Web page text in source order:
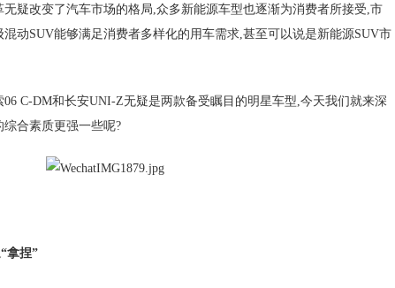
疑改变了汽车市场的格局,众多新能源车型也逐渐为消费者所接受,市
动SUV能够满足消费者多样化的用车需求,甚至可以说是新能源SUV市
C-DM和长安UNI-Z无疑是两款备受瞩目的明星车型,今天我们就来深
合素质更强一些呢?
拿捏”